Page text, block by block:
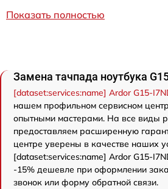
Показать полностью
Замена тачпада ноутбука
[dataset:services:name] Ardor G15-
нашем профильном сервисном
опытными мастерами. На все виды
предоставляем расширенную
центре уверены в качестве наших
[dataset:services:name] Ardor G15-
-15% дешевле при оформлении
звонок или форму обратной связи.